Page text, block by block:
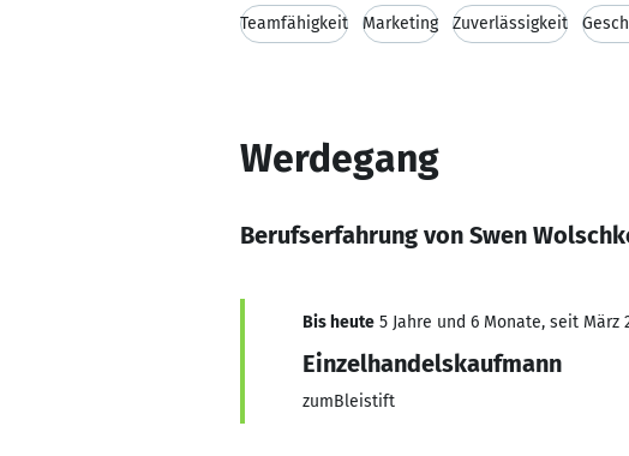
Teamfähigkeit Marketing Zuverlässigkeit
Werdegang
Berufserfahrung von Swen
Bis heute 5 Jahre und 6 Monate, seit März
Einzelhandelskaufmann
zumBleistift